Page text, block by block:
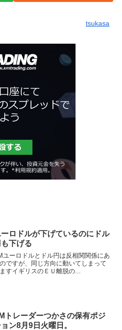
tsukasa
ロドルが下げているのにドル
も下げる
ユーロドルとドル円は反相関関係にあ
ですが、同じ方向に動いてしまって
すイギリスのＥＵ離脱の...
トレーダーつかさの保有ポジ
ン8月9日火曜日。